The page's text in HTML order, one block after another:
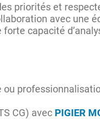
priorités et
avec une
forte capacité
CG) avec PIGIER